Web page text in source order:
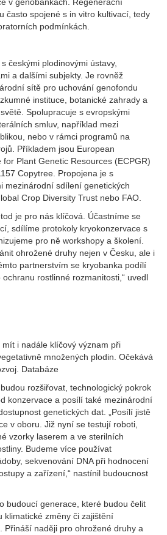
často spojené s in vitro kultivací, tedy
podmínkách.
českými plodinovými ústavy,
a dalšími subjekty. Je rovněž
sítě pro uchování genofondu
instituce, botanické zahrady a
Spolupracuje s evropskými
smluv, například mezi
nebo v rámci programů na
Příkladem jsou European
Plant Genetic Resources (ECPGR)
Copytree. Propojena je s
mezinárodní sdílení genetických
Crop Diversity Trust nebo FAO.
je pro nás klíčová. Účastníme se
sdílíme protokoly kryokonzervace s
pro ně workshopy a školení.
ohrožené druhy nejen v Česku, ale i
partnerstvím se kryobanka podílí
rostlinné rozmanitosti,“ uvedl
i nadále klíčový význam při
množených plodin. Očekává
Databáze
rozšiřovat, technologický pokrok
konzervace a posílí také mezinárodní
genetických dat. „Posílí jistě
v oboru. Již nyní se testují roboti,
vzorky laserem a ve sterilních
Budeme více používat
sekvenování DNA při hodnocení
a zařízení,“ nastínil budoucnost
budoucí generace, které budou čelit
klimatické změny či zajištění
Přináší naději pro ohrožené druhy a